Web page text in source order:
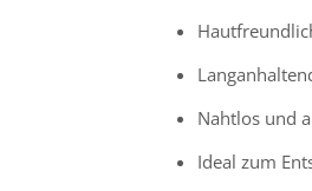
Nahtlos und
Ideal zum